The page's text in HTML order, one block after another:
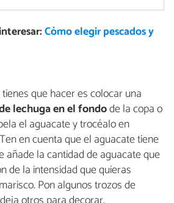
Cómo elegir pescados y
que hacer es colocar una
lechuga en el fondode la copa o
el aguacate y trocéalo en
en cuenta que el aguacate tiene
añade la cantidad de aguacate que
de la intensidad que quieras
Pon algunos trozos de